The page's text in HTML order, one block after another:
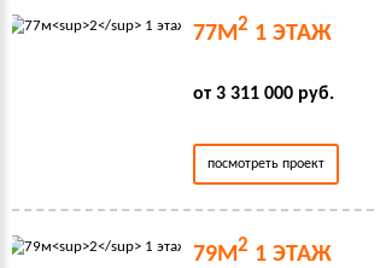
77М2 1 ЭТАЖ
от 3 311 000 руб.
посмотреть проект
79М2 1 ЭТАЖ